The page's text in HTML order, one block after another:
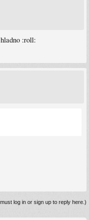
:roll:
log in or sign up to reply here.)